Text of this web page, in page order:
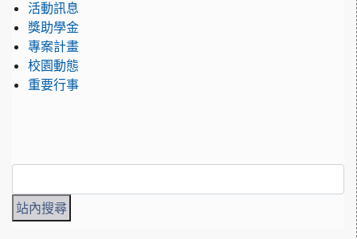
活動訊息
獎助學金
專案計畫
校園動態
重要行事